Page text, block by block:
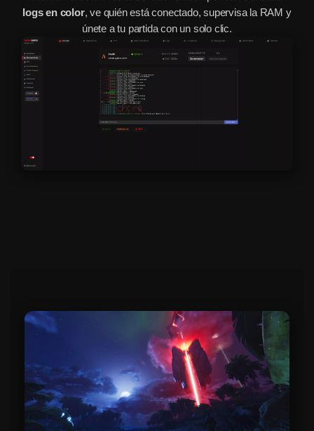
logs en color, ve quién está conectado, supervisa la RAM y
únete a tu partida con un solo clic.